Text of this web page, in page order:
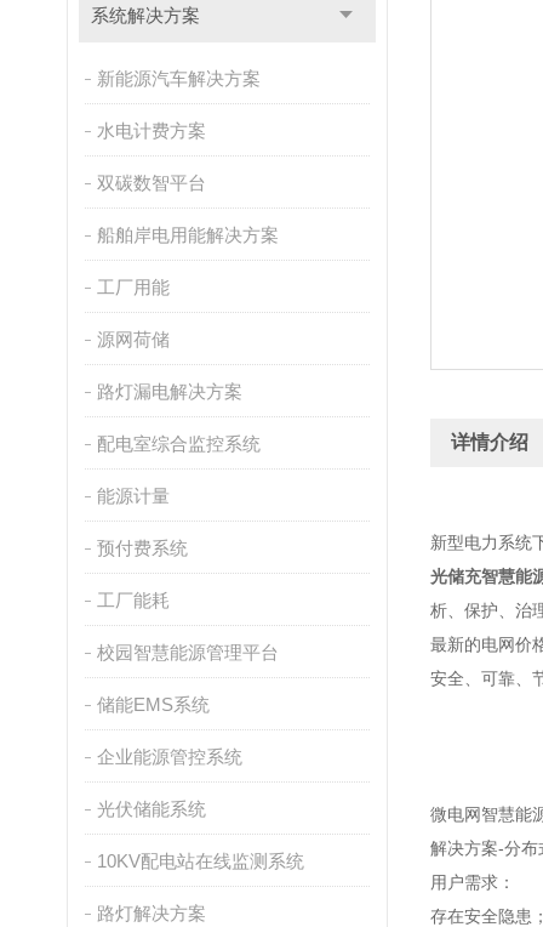
系统解决方案
新能源汽车解决方案
水电计费方案
双碳数智平台
船舶岸电用能解决方案
工厂用能
源网荷储
路灯漏电解决方案
配电室综合监控系统
能源计量
预付费系统
工厂能耗
校园智慧能源管理平台
储能EMS系统
企业能源管控系统
光伏储能系统
10KV配电站在线监测系统
路灯解决方案
详情介绍
新型电力系统
光储充智慧能
析、保护、治
最新的电网价
安全、可靠、
微电网智慧能
解决方案-分
用户需求：
存在安全隐患